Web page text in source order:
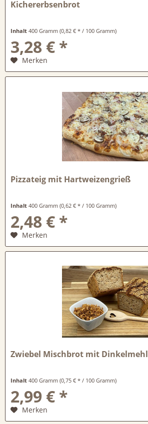
Kichererbsenbrot
Inhalt400 Gramm(0,82 € * / 100 Gramm)
3,28 € *
Merken
Pizzateig mit Hartweizengrieß
Inhalt400 Gramm(0,62 € * / 100 Gramm)
2,48 € *
Merken
Zwiebel Mischbrot mit Dinkelmehl
Inhalt400 Gramm(0,75 € * / 100 Gramm)
2,99 € *
Merken